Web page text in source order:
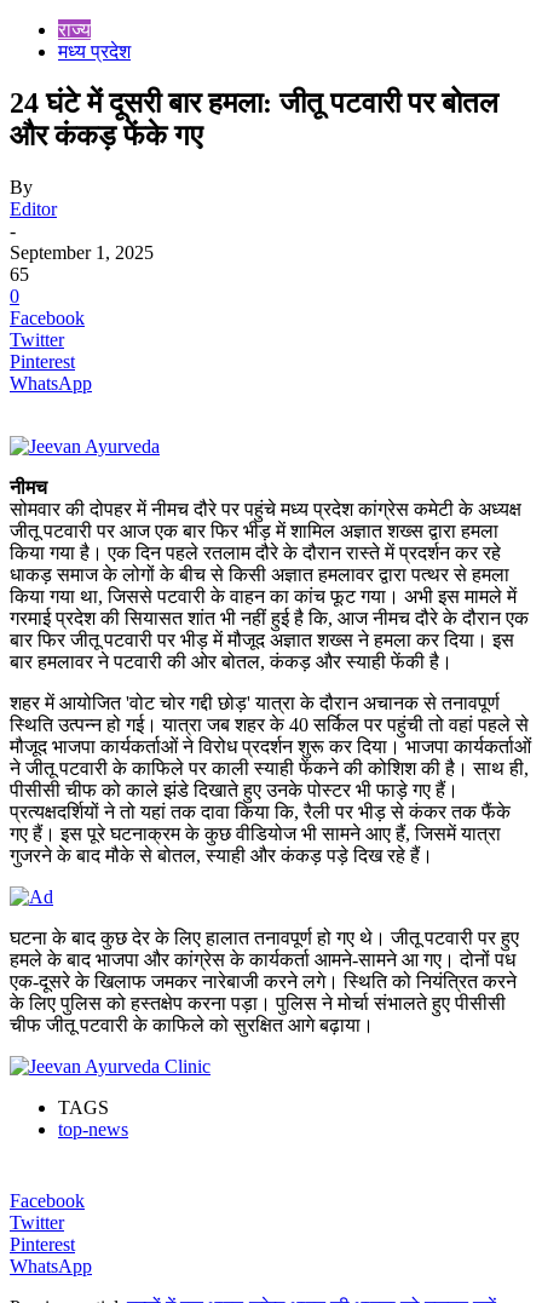
राज्य
मध्य प्रदेश
24 घंटे में दूसरी बार हमला: जीतू पटवारी पर बोतल
और कंकड़ फेंके गए
By
Editor
-
September 1, 2025
65
0
Facebook
Twitter
Pinterest
WhatsApp
नीमच
सोमवार की दोपहर में नीमच दौरे पर पहुंचे मध्य प्रदेश कांग्रेस कमेटी के अध्यक्ष
जीतू पटवारी पर आज एक बार फिर भीड़ में शामिल अज्ञात शख्स द्वारा हमला
किया गया है। एक दिन पहले रतलाम दौरे के दौरान रास्ते में प्रदर्शन कर रहे
धाकड़ समाज के लोगों के बीच से किसी अज्ञात हमलावर द्वारा पत्थर से हमला
किया गया था, जिससे पटवारी के वाहन का कांच फूट गया। अभी इस मामले में
गरमाई प्रदेश की सियासत शांत भी नहीं हुई है कि, आज नीमच दौरे के दौरान एक
बार फिर जीतू पटवारी पर भीड़ में मौजूद अज्ञात शख्स ने हमला कर दिया। इस
बार हमलावर ने पटवारी की ओर बोतल, कंकड़ और स्याही फेंकी है।
शहर में आयोजित 'वोट चोर गद्दी छोड़' यात्रा के दौरान अचानक से तनावपूर्ण
स्थिति उत्पन्न हो गई। यात्रा जब शहर के 40 सर्किल पर पहुंची तो वहां पहले से
मौजूद भाजपा कार्यकर्ताओं ने विरोध प्रदर्शन शुरू कर दिया। भाजपा कार्यकर्ताओं
ने जीतू पटवारी के काफिले पर काली स्याही फेंकने की कोशिश की है। साथ ही,
पीसीसी चीफ को काले झंडे दिखाते हुए उनके पोस्टर भी फाड़े गए हैं।
प्रत्यक्षदर्शियों ने तो यहां तक दावा किया कि, रैली पर भीड़ से कंकर तक फैंके
गए हैं। इस पूरे घटनाक्रम के कुछ वीडियोज भी सामने आए हैं, जिसमें यात्रा
गुजरने के बाद मौके से बोतल, स्याही और कंकड़ पड़े दिख रहे हैं।
घटना के बाद कुछ देर के लिए हालात तनावपूर्ण हो गए थे। जीतू पटवारी पर हुए
हमले के बाद भाजपा और कांग्रेस के कार्यकर्ता आमने-सामने आ गए। दोनों पध
एक-दूसरे के खिलाफ जमकर नारेबाजी करने लगे। स्थिति को नियंत्रित करने
के लिए पुलिस को हस्तक्षेप करना पड़ा। पुलिस ने मोर्चा संभालते हुए पीसीसी
चीफ जीतू पटवारी के काफिले को सुरक्षित आगे बढ़ाया।
TAGS
top-news
Facebook
Twitter
Pinterest
WhatsApp